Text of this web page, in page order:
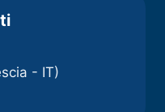
- IT)